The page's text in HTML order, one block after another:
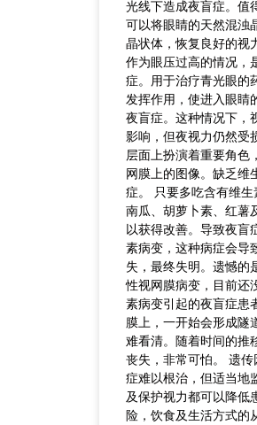
光线下造成夜盲症。值
可以将眼睛的天然混浊
晶状体，恢复良好的视
作为眼压过高的情况，
症。用于治疗青光眼的
发挥作用，使进入眼睛
夜盲症。这种情况下，
影响，但夜视力仍然受
层面上扮演着重要角色
网膜上的图像。缺乏维
症。 只要多吃含有维生
南瓜、胡萝卜素、红薯
以获得改善。导致夜盲
素病变，这种病症会导
失，最终失明。遗憾的
性视网膜病变，目前还
素病变引起的夜盲症患
膜上，一开始会形成隧
难看清。随着时间的推
丧失，非常可怕。 遗
症难以根治，但适当地
及保护视力都可以降低
险，饮食及生活方式的